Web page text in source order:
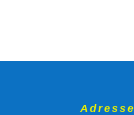
Adresse